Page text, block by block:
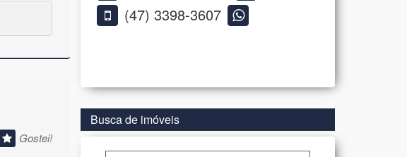
Gostei!
(47) 3398-3607
Busca de imóveis